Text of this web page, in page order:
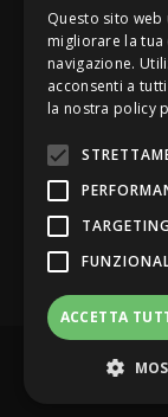
Be Bankers è
© Be Bankers -
Questo sito
migliorare la tua
navigazione.
acconsenti a
la nostra policy
ACCETTA